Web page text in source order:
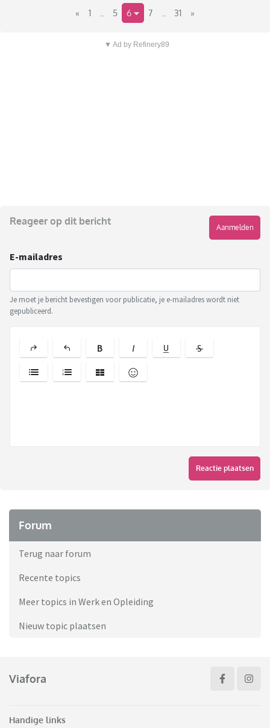
« 1 5 6 7 31 »
▼ Ad by Refinery89
Reageer op dit bericht
Aanmelden
E-mailadres
Je moet je bericht bevestigen voor publicatie, je e-mailadres wordt niet
gepubliceerd.
Reactie plaatsen
Forum
Terug naar forum
Recente topics
Meer topics in Werk en Opleiding
Nieuw topic plaatsen
Viafora
Handige links